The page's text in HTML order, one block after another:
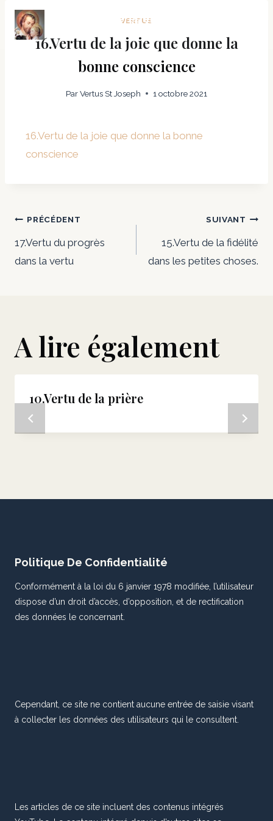
Vertus et prières en fraternité
VERTUS
16.Vertu de la joie que donne la
bonne conscience
ParVertus St Joseph 1 octobre 2021
16.Vertu de la joie que donne la bonne
conscience
PRÉCÉDENT
17.Vertu du progrès
dans la vertu
SUIVANT
15.Vertu de la fidélité
dans les petites choses.
A lire également
10.Vertu de la prière
Politique De Confidentialité
Conformément à la loi du 6 janvier 1978 modifiée, l’utilisateur
dispose d’un droit d’accès, d’opposition, et de rectification
des données le concernant.
Cependant, ce site ne contient aucune entrée de saisie visant
à collecter les données des utilisateurs qui le consultent.
Les articles de ce site incluent des contenus intégrés